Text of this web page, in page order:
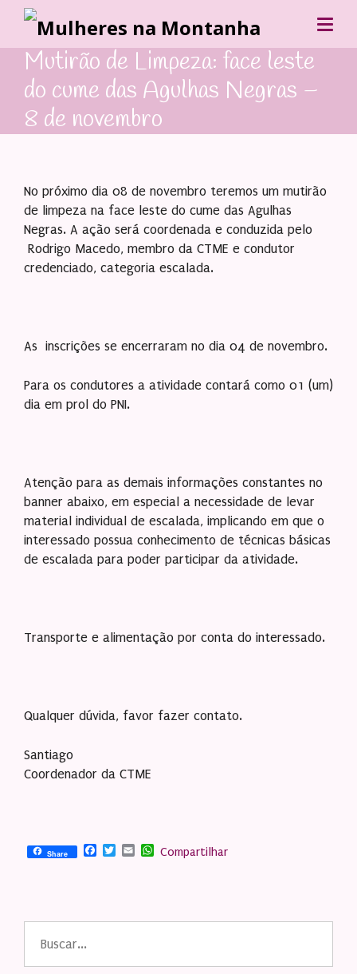
Mutirão de Limpeza: face leste
do cume das Agulhas Negras –
8 de novembro
No próximo dia 08 de novembro teremos um mutirão
de limpeza na face leste do cume das Agulhas
Negras. A ação será coordenada e conduzida pelo
Rodrigo Macedo, membro da CTME e condutor
credenciado, categoria escalada.
As inscrições se encerraram no dia 04 de novembro.
Para os condutores a atividade contará como 01 (um)
dia em prol do PNI.
Atenção para as demais informações constantes no
banner abaixo, em especial a necessidade de levar
material individual de escalada, implicando em que o
interessado possua conhecimento de técnicas básicas
de escalada para poder participar da atividade.
Transporte e alimentação por conta do interessado.
Qualquer dúvida, favor fazer contato.
Santiago
Coordenador da CTME
Share Facebook
Twitter
EmailWhatsApp
Compartilhar
por: